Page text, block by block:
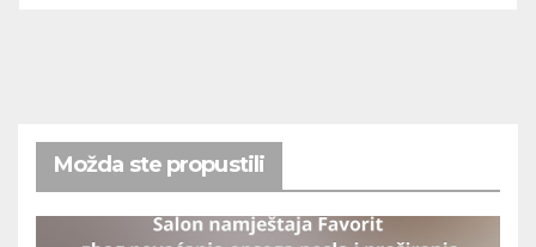
Možda ste propustili